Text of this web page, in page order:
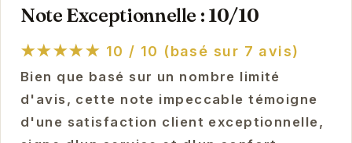
Note Exceptionnelle : 10/10
★★★★★ 10 / 10 (basé sur 7 avis)
Bien que basé sur un nombre limité
d'avis, cette note impeccable témoigne
d'une satisfaction client exceptionnelle,